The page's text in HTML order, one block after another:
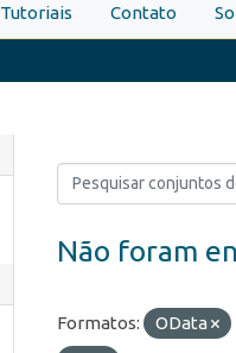
Tutoriais Contato
Não foram
Formatos: OData